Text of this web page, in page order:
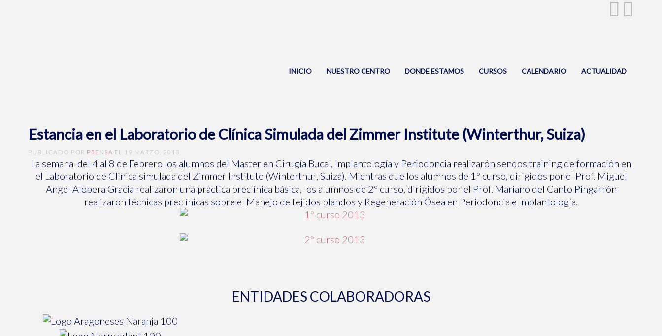
INICIO NUESTRO CENTRO DONDE ESTAMOS CURSOS CALENDARIO ACTUALIDAD
Estancia en el Laboratorio de Clínica Simulada del Zimmer Institute (Winterthur, Suiza)
PUBLICADO POR PRENSA EL 19 MARZO, 2013 .
La semana del 4 al 8 de Febrero los alumnos del Master en Cirugía Bucal, Implantología y Periodoncia realizarón sendos training de formación en
el Laboratorio de Clinica simulada del Zimmer Institute (Winterthur, Suiza). Mientras que los alumnos de 1º curso, dirigidos por el Prof. Miguel
Angel Alobera Gracia realizaron una práctica preclínica básica, los alumnos de 2º curso, dirigidos por el Prof. Mariano del Canto Pingarrón
realizaron técnicas preclínicas sobre el Manejo de tejidos blandos y Regeneración Ósea en Periodoncia e Implantología.
ENTIDADES COLABORADORAS